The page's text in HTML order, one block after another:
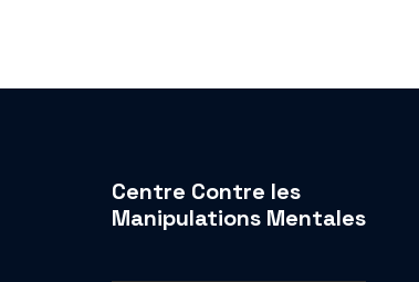
Centre Contre les
Manipulations Mentales